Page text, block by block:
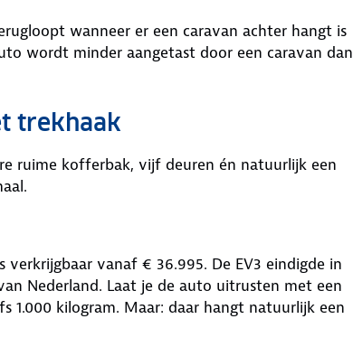
wanneer er een caravan achter hangt is
wordt minder aangetast door een caravan dan
trekhaak
ruime kofferbak, vijf deuren én natuurlijk een
vanaf € 36.995. De EV3 eindigde in
Nederland. Laat je de auto uitrusten met een
1.000 kilogram. Maar: daar hangt natuurlijk een